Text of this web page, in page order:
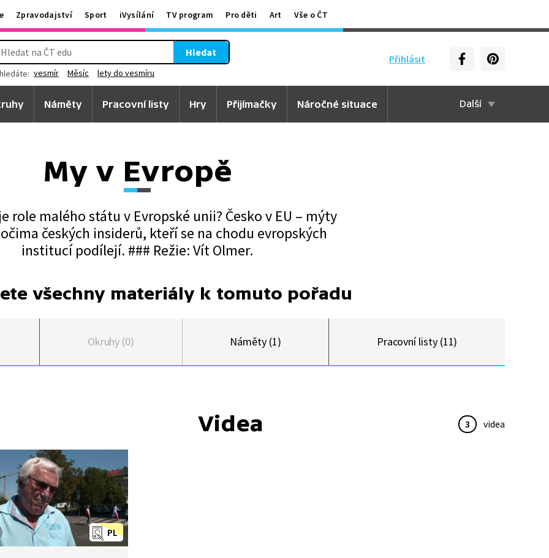
Zpravodajství Sport iVysílání TV program Pro děti Art Vše o ČT
Přihlásit
Hledat
vesmír Měsíc lety do vesmíru
Náměty Pracovní listy Hry Přijímačky Náročné situace Další
My v Evropě
role malého státu v Evropské unii? Česko v EU – mýty
českých insiderů, kteří se na chodu evropských
institucí podílejí. ### Režie: Vít Olmer.
všechny materiály k tomuto pořadu
Okruhy (0) Náměty (1) Pracovní listy (11)
Videa 3 videa
PL